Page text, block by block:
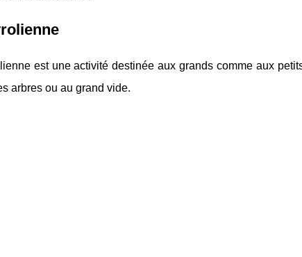
est une activité destinée aux grands comme aux
arbres ou au grand vide.